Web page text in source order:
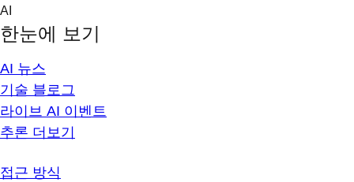
Skip
content
AI
한눈에 보기
AI 뉴스
기술 블로그
라이브 AI 이벤트
추론 더보기
접근 방식